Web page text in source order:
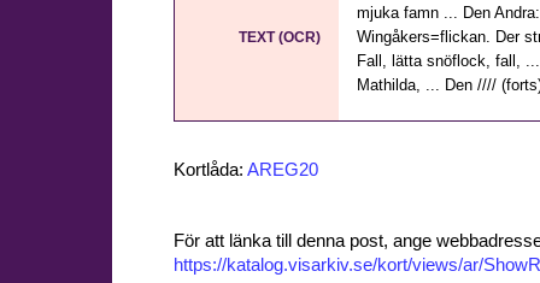
TEXT (OCR)
mjuka famn ... Den
Wingåkers=flickan. Der
Fall, lätta snöflock, fall,
Mathilda, ... Den ////
Kortlåda: AREG20
För att länka till denna post, ange
https://katalog.visarkiv.se/kort/views/ar/